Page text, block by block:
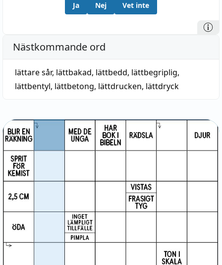
Ja Nej Vet inte
Nästkommande ord
lättare sår, lättbakad, lättbedd, lättbegriplig,
lättbentyl, lättbetong, lättdrucken, lättdryck